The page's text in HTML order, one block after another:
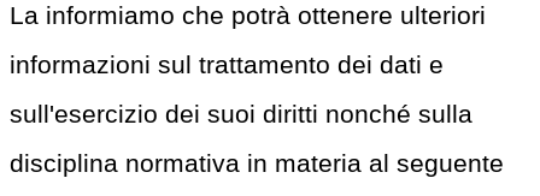
La informiamo che potrà ottenere ulteriori
informazioni sul trattamento dei dati e
sull'esercizio dei suoi diritti nonché sulla
disciplina normativa in materia al seguente